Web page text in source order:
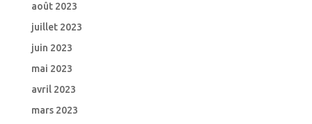
août 2023
juillet 2023
juin 2023
mai 2023
avril 2023
mars 2023